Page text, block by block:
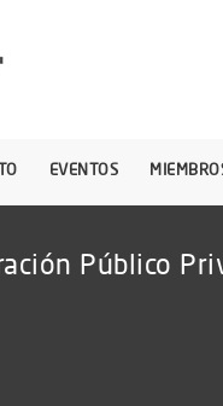
EVENTOS
Público